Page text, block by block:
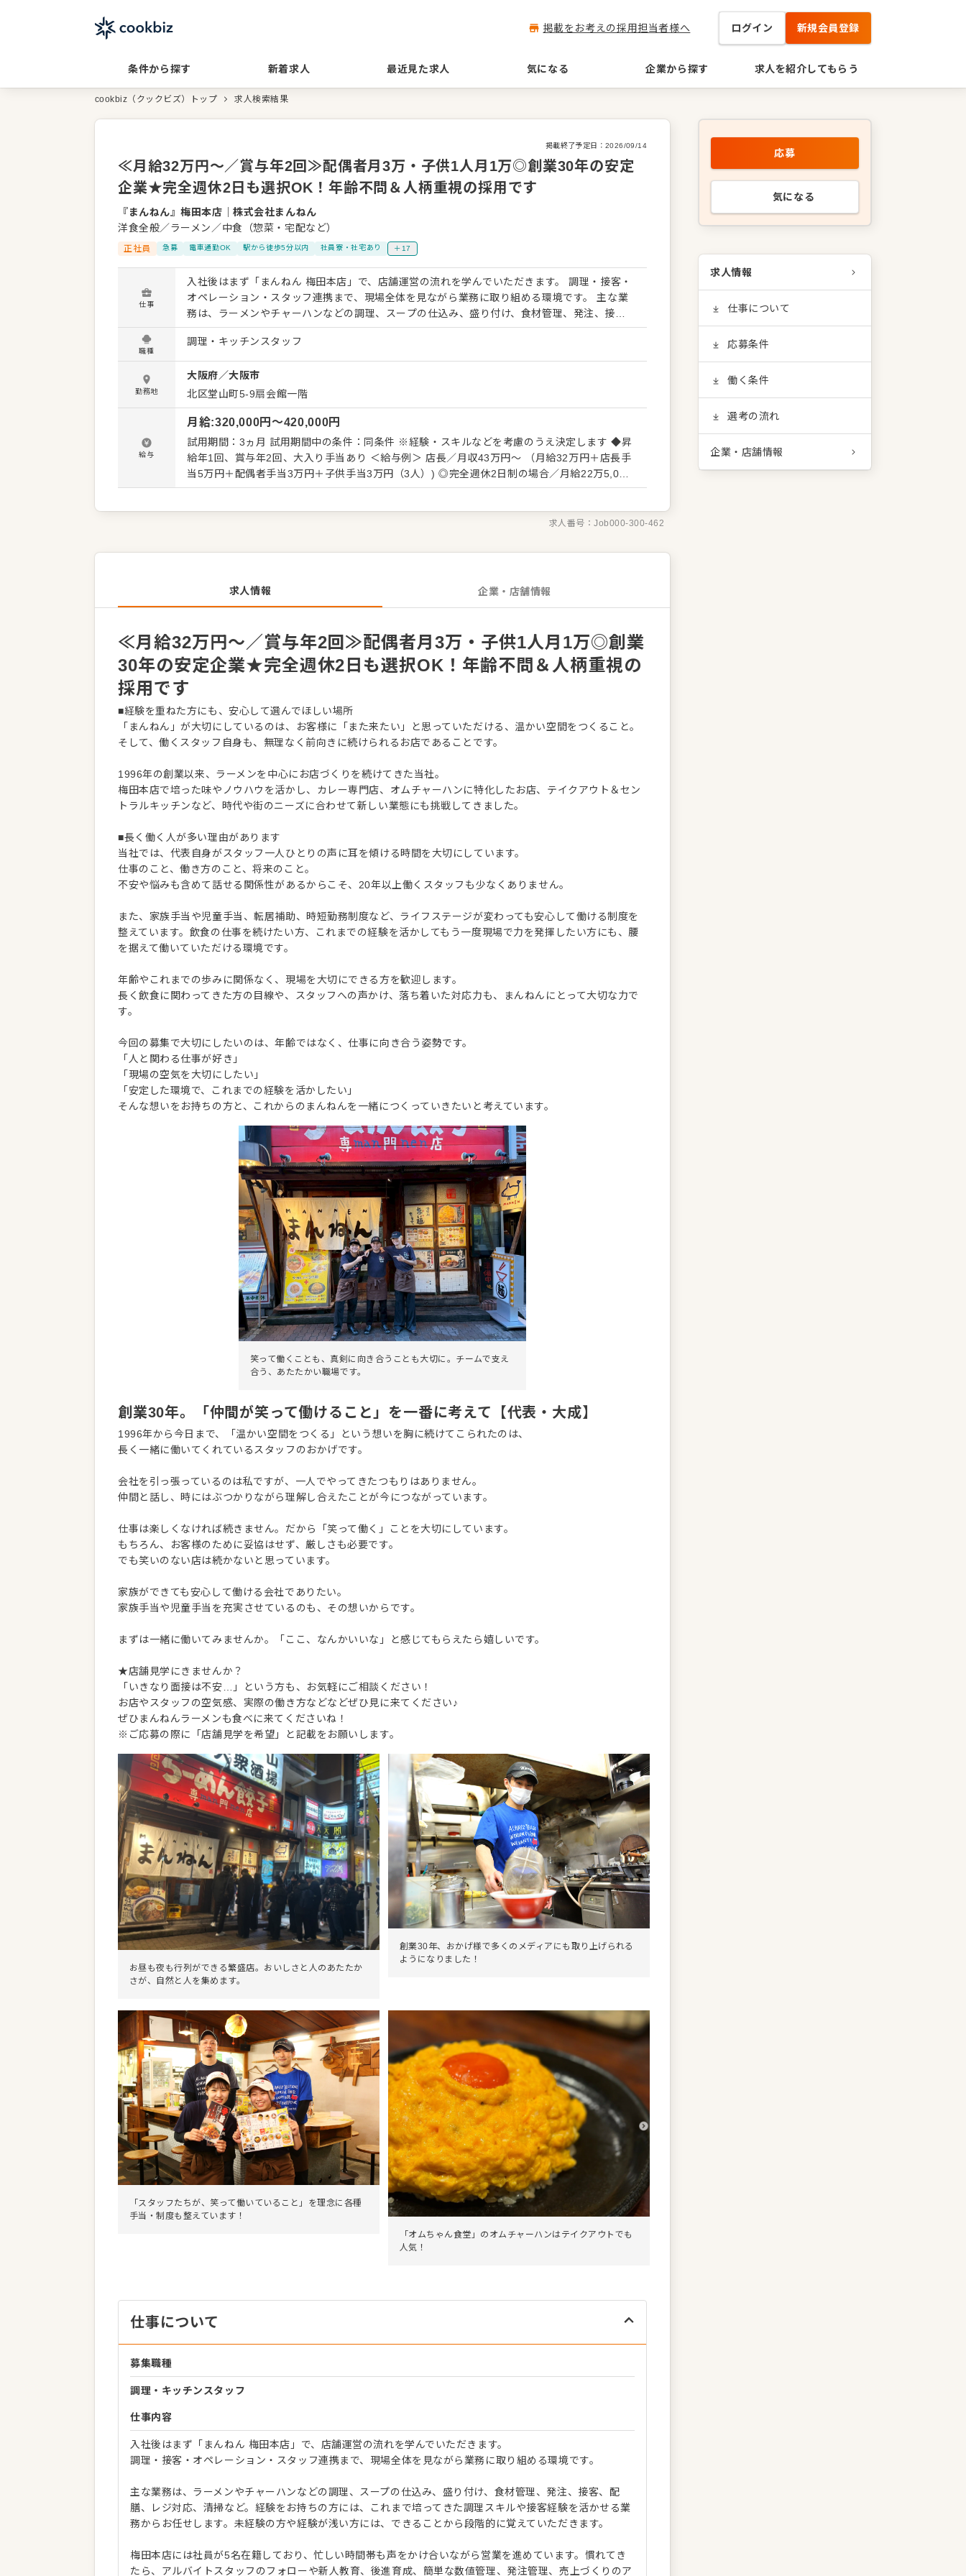
掲載をお考えの採用担当者様へ ログイン 新規会員登録
条件から探す 新着求人 最近見た求人 気になる 企業から探す 求人を紹介してもらう
cookbiz（クックビズ）トップ 求人検索結果
掲載終了予定日： 2026/09/14
≪月給32万円～／賞与年2回≫配偶者月3万・子供1人月1万◎創業30年の安定
企業★完全週休2日も選択OK！年齢不問＆人柄重視の採用です
『まんねん』梅田本店 ｜株式会社まんねん
洋食全般／ラーメン／中食（惣菜・宅配など）
正社員 急募 電車通勤OK 駅から徒歩5分以内 社員寮・社宅あり ＋17
仕事
入社後はまず「まんねん 梅田本店」で、店舗運営の流れを学んでいただきます。 調理・接客・
オペレーション・スタッフ連携まで、現場全体を見ながら業務に取り組める環境です。 主な業
務は、ラーメンやチャーハンなどの調理、スープの仕込み、盛り付け、食材管理、発注、接
客、配膳、レジ対応、清掃など。経験をお持ちの方には、これまで培ってきた調理スキルや接
客経験を活かせる業務からお任せします。未経験の方や経験が浅い方には、できることから段
階的に覚えていただきます。 梅田本店には社員が5名在籍しており、忙しい時間帯も声をかけ合
いながら営業を進めています。慣れてきたら、アルバイトスタッフのフォローや新人教育、後
進育成、簡単な数値管理、発注管理、売上づくりのアイデア出しなどにも携わっていただきま
す。 調理・接客だけでなく、「どうすればスタッフが動きやすいか」「どうすればお客様によ
り喜んでいただけるか」といった視点も大切にできる環境です。お客様対応やスタッフ間の共
有、申し送り、発注確認など、業務上の会話・読み書きは日本語で行うため、円滑にコミュニ
ケーションを取りながら働ける方を歓迎します。 希望や適性を考慮しながら、将来的には店長
や新店舗づくりに関わる道もめざせます。現場で培ってきた経験を、まんねんのお店づくりや
人材育成に活かしてください。
職種
調理・キッチンスタッフ
勤務地
大阪府／大阪市
北区堂山町5-9扇会館一階
給与
月給:320,000円〜420,000円
試用期間：3ヵ月 試用期間中の条件：同条件 ※経験・スキルなどを考慮のうえ決定します ◆昇
給年1回、賞与年2回、大入り手当あり ＜給与例＞ 店長／月収43万円～ （月給32万円＋店長手
当5万円＋配偶者手当3万円＋子供手当3万円（3人）) ◎完全週休2日制の場合／月給22万5,000
円～
求人番号：Job000-300-462
求人情報 企業・店舗情報
≪月給32万円～／賞与年2回≫配偶者月3万・子供1人月1万◎創業
30年の安定企業★完全週休2日も選択OK！年齢不問＆人柄重視の
採用です
■経験を重ねた方にも、安心して選んでほしい場所
「まんねん」が大切にしているのは、お客様に「また来たい」と思っていただける、温かい空間をつくること。
そして、働くスタッフ自身も、無理なく前向きに続けられるお店であることです。
1996年の創業以来、ラーメンを中心にお店づくりを続けてきた当社。
梅田本店で培った味やノウハウを活かし、カレー専門店、オムチャーハンに特化したお店、テイクアウト＆セン
トラルキッチンなど、時代や街のニーズに合わせて新しい業態にも挑戦してきました。
■長く働く人が多い理由があります
当社では、代表自身がスタッフ一人ひとりの声に耳を傾ける時間を大切にしています。
仕事のこと、働き方のこと、将来のこと。
不安や悩みも含めて話せる関係性があるからこそ、20年以上働くスタッフも少なくありません。
また、家族手当や児童手当、転居補助、時短勤務制度など、ライフステージが変わっても安心して働ける制度を
整えています。飲食の仕事を続けたい方、これまでの経験を活かしてもう一度現場で力を発揮したい方にも、腰
を据えて働いていただける環境です。
年齢やこれまでの歩みに関係なく、現場を大切にできる方を歓迎します。
長く飲食に関わってきた方の目線や、スタッフへの声かけ、落ち着いた対応力も、まんねんにとって大切な力で
す。
今回の募集で大切にしたいのは、年齢ではなく、仕事に向き合う姿勢です。
「人と関わる仕事が好き」
「現場の空気を大切にしたい」
「安定した環境で、これまでの経験を活かしたい」
そんな想いをお持ちの方と、これからのまんねんを一緒につくっていきたいと考えています。
笑って働くことも、真剣に向き合うことも大切に。チームで支え
合う、あたたかい職場です。
創業30年。「仲間が笑って働けること」を一番に考えて【代表・大成】
1996年から今日まで、「温かい空間をつくる」という想いを胸に続けてこられたのは、
長く一緒に働いてくれているスタッフのおかげです。
会社を引っ張っているのは私ですが、一人でやってきたつもりはありません。
仲間と話し、時にはぶつかりながら理解し合えたことが今につながっています。
仕事は楽しくなければ続きません。だから「笑って働く」ことを大切にしています。
もちろん、お客様のために妥協はせず、厳しさも必要です。
でも笑いのない店は続かないと思っています。
家族ができても安心して働ける会社でありたい。
家族手当や児童手当を充実させているのも、その想いからです。
まずは一緒に働いてみませんか。「ここ、なんかいいな」と感じてもらえたら嬉しいです。
★店舗見学にきませんか？
「いきなり面接は不安…」という方も、お気軽にご相談ください！
お店やスタッフの空気感、実際の働き方などなどぜひ見に来てください♪
ぜひまんねんラーメンも食べに来てくださいね！
※ご応募の際に「店舗見学を希望」と記載をお願いします。
お昼も夜も行列ができる繁盛店。おいしさと人のあたたか
さが、自然と人を集めます。
創業30年、おかげ様で多くのメディアにも取り上げられる
ようになりました！
「スタッフたちが、笑って働いていること」を理念に各種
手当・制度も整えています！
「オムちゃん食堂」のオムチャーハンはテイクアウトでも
人気！
仕事について
募集職種
調理・キッチンスタッフ
仕事内容
入社後はまず「まんねん 梅田本店」で、店舗運営の流れを学んでいただきます。
調理・接客・オペレーション・スタッフ連携まで、現場全体を見ながら業務に取り組める環境です。
主な業務は、ラーメンやチャーハンなどの調理、スープの仕込み、盛り付け、食材管理、発注、接客、配
膳、レジ対応、清掃など。経験をお持ちの方には、これまで培ってきた調理スキルや接客経験を活かせる業
務からお任せします。未経験の方や経験が浅い方には、できることから段階的に覚えていただきます。
梅田本店には社員が5名在籍しており、忙しい時間帯も声をかけ合いながら営業を進めています。慣れてき
たら、アルバイトスタッフのフォローや新人教育、後進育成、簡単な数値管理、発注管理、売上づくりのア
応募
気になる
求人情報
仕事について
応募条件
働く条件
選考の流れ
企業・店舗情報